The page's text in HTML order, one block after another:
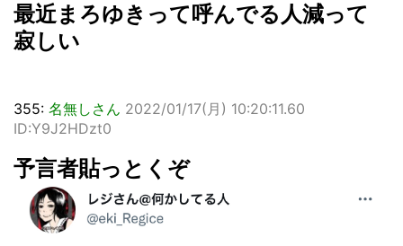
最近まろゆきって呼んでる人減って
寂しい
355: 名無しさん 2022/01/17(月) 10:20:11.60
ID:Y9J2HDzt0
予言者貼っとくぞ